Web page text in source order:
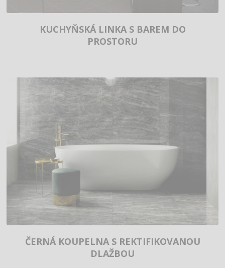
KUCHYŇSKÁ LINKA S BAREM DO
PROSTORU
ČERNÁ KOUPELNA S REKTIFIKOVANOU
DLAŽBOU